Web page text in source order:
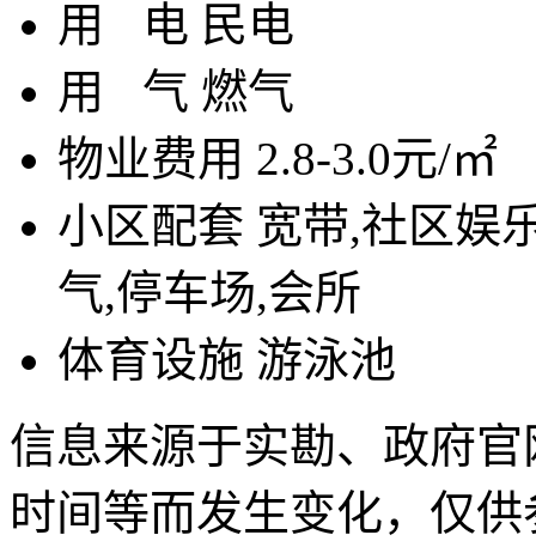
用
电 民电
用 气 燃气
物业费用 2.8-3.0元/㎡
小区配套 宽带,社区娱
气,停车场,会所
体育设施 游泳池
信息来源于实勘、政府
时间等而发生变化，仅